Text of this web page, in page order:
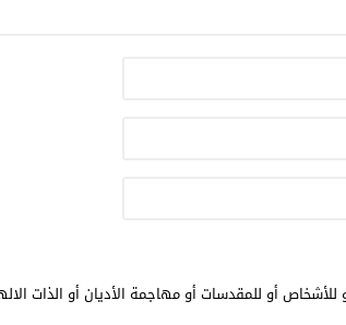
للأشخاص أو للمقدسات أو مهاجمة الأديان أو الذات